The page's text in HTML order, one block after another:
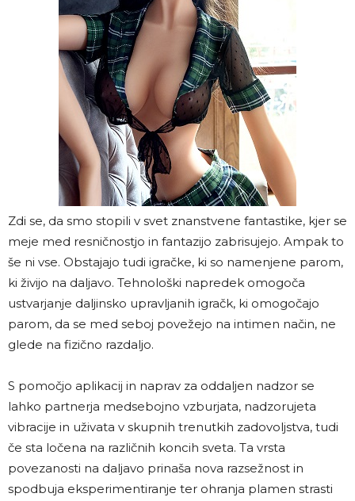
Zdi se, da smo stopili v svet znanstvene fantastike, kjer se
meje med resničnostjo in fantazijo zabrisujejo. Ampak to
še ni vse. Obstajajo tudi igračke, ki so namenjene parom,
ki živijo na daljavo. Tehnološki napredek omogoča
ustvarjanje daljinsko upravljanih igračk, ki omogočajo
parom, da se med seboj povežejo na intimen način, ne
glede na fizično razdaljo.
S pomočjo aplikacij in naprav za oddaljen nadzor se
lahko partnerja medsebojno vzburjata, nadzorujeta
vibracije in uživata v skupnih trenutkih zadovoljstva, tudi
če sta ločena na različnih koncih sveta. Ta vrsta
povezanosti na daljavo prinaša nova razsežnost in
spodbuja eksperimentiranje ter ohranja plamen strasti